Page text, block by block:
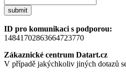
submit
ID pro komunikaci s podporou:
14841702863664723770
Zákaznické centrum Datart.cz
V případě jakýchkoliv jiných dotazů